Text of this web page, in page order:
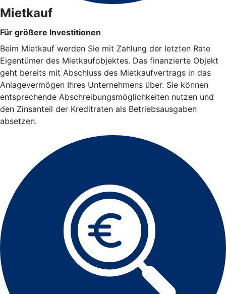
Mietkauf
Für größere Investitionen
Beim Mietkauf werden Sie mit Zahlung der letzten Rate
Eigentümer des Mietkaufobjektes. Das finanzierte Objekt
geht bereits mit Abschluss des Mietkaufvertrags in das
Anlagevermögen Ihres Unternehmens über. Sie können
entsprechende Abschreibungsmöglichkeiten nutzen und
den Zinsanteil der Kreditraten als Betriebsausgaben
absetzen.